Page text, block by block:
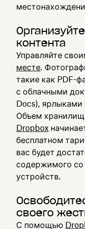
контента
Управляйте
месте.
такие как PDF-
с облачными
Docs),
Объем
Dropbox
бесплатном
вас будет
содержимого
устройств.
своего
С помощью